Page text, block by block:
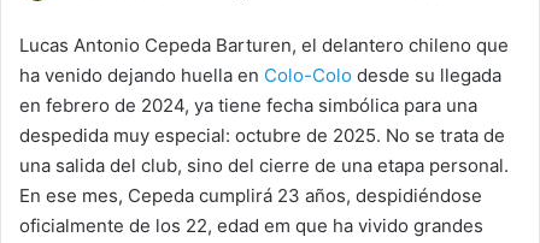
Lucas Antonio Cepeda Barturen, el delantero chileno que
ha venido dejando huella en Colo-Colo desde su llegada
en febrero de 2024, ya tiene fecha simbólica para una
despedida muy especial: octubre de 2025. No se trata de
una salida del club, sino del cierre de una etapa personal.
En ese mes, Cepeda cumplirá 23 años, despidiéndose
oficialmente de los 22, edad em que ha vivido grandes